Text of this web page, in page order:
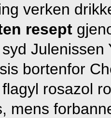
verken
resept
Julenissen
bortenfor
rosazol
mens